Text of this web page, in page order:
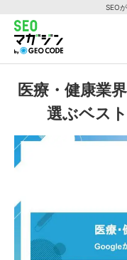
SEO
医療・健康業
選ぶベス